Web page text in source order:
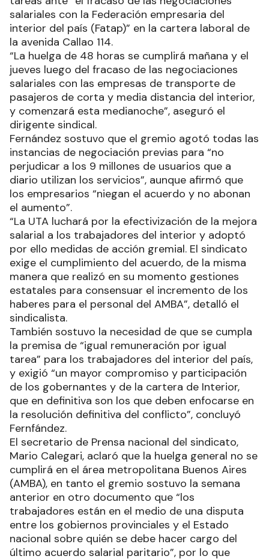
salariales con la Federación empresaria del
interior del país (Fatap)” en la cartera laboral de
la avenida Callao 114.
“La huelga de 48 horas se cumplirá mañana y el
jueves luego del fracaso de las negociaciones
salariales con las empresas de transporte de
pasajeros de corta y media distancia del interior,
y comenzará esta medianoche”, aseguró el
dirigente sindical.
Fernández sostuvo que el gremio agotó todas las
instancias de negociación previas para “no
perjudicar a los 9 millones de usuarios que a
diario utilizan los servicios”, aunque afirmó que
los empresarios “niegan el acuerdo y no abonan
el aumento”.
“La UTA luchará por la efectivización de la mejora
salarial a los trabajadores del interior y adoptó
por ello medidas de acción gremial. El sindicato
exige el cumplimiento del acuerdo, de la misma
manera que realizó en su momento gestiones
estatales para consensuar el incremento de los
haberes para el personal del AMBA”, detalló el
sindicalista.
También sostuvo la necesidad de que se cumpla
la premisa de “igual remuneración por igual
tarea” para los trabajadores del interior del país,
y exigió “un mayor compromiso y participación
de los gobernantes y de la cartera de Interior,
que en definitiva son los que deben enfocarse en
la resolución definitiva del conflicto”, concluyó
Fernfández.
El secretario de Prensa nacional del sindicato,
Mario Calegari, aclaró que la huelga general no se
cumplirá en el área metropolitana Buenos Aires
(AMBA), en tanto el gremio sostuvo la semana
anterior en otro documento que “los
trabajadores están en el medio de una disputa
entre los gobiernos provinciales y el Estado
nacional sobre quién se debe hacer cargo del
último acuerdo salarial paritario”, por lo que